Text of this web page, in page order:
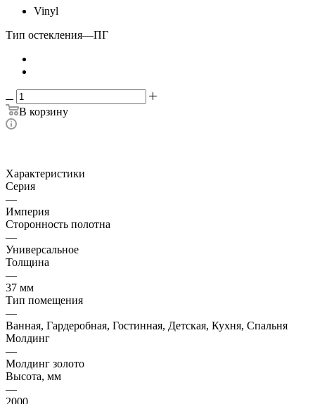
Vinyl
Тип остекления—ПГ
В корзину
Характеристики
Серия
—
Империя
Сторонность полотна
—
Универсальное
Толщина
—
37 мм
Тип помещения
—
Ванная, Гардеробная, Гостинная, Детская, Кухня, Спальня
Молдинг
—
Молдинг золото
Высота, мм
—
2000